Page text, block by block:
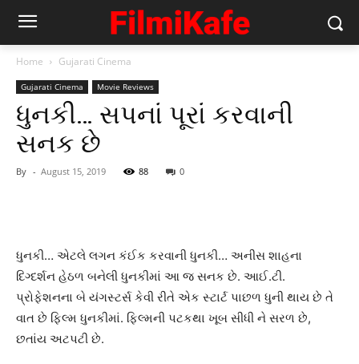
Home Gujarati Cinema
Gujarati Cinema Movie Reviews
ધુનકી… સપનાં પૂરાં કરવાની
સનક છે
By - August 15, 2019 88 0
ધુનકી… એટલે લગન કંઈક કરવાની ધુનકી… અનીસ શાહના
દિગ્દર્શન હેઠળ બનેલી ધુનકીમાં આ જ સનક છે. આઈ.ટી.
પ્રોફેશનના બે યંગસ્ટર્સ કેવી રીતે એક સ્ટાર્ટ પાછળ ધુની થાય છે તે
વાત છે ફિલ્મ ધુનકીમાં. ફિલ્મની પટકથા ખૂબ સીધી ને સરળ છે,
છતાંય અટપટી છે.